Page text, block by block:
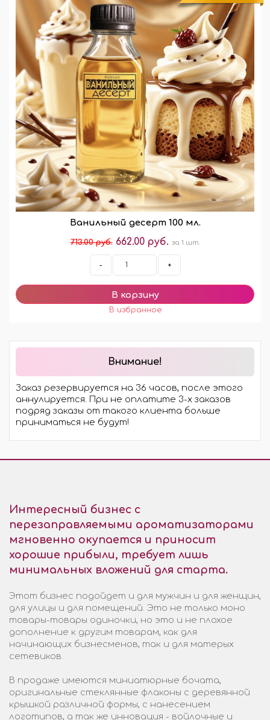
Ванильный десерт 100 мл.
713.00 руб. 662.00 руб. за 1 шт.
- +
Внимание!
Заказ резервируется на 36 часов, после этого
аннулируется. При не оплатите 3-х заказов
подряд заказы от такого клиента больше
приниматься не будут!
Интересный бизнес с
перезаправляемыми ароматизаторами
мгновенно окупается и приносит
хорошие прибыли, требует лишь
минимальных вложений для старта.
Этот бизнес подойдет и для мужчин и для женщин,
для улицы и для помещений. Это не только моно
товары-товары одиночки, но это и не плохое
дополнение к другим товарам, как для
начинающих бизнесменов, так и для матерых
сетевиков.
В продаже имеются миниатюрные бочата,
оригинальные стеклянные флаконы с деревянной
крышкой различной формы, с нанесением
логотипов, а так же инновация - войлочные и